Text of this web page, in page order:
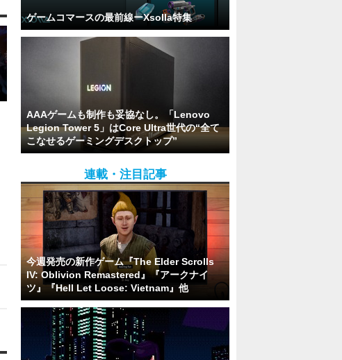
ゲームコマースの最前線ーXsolla特集
AAAゲームも制作も妥協なし。「Lenovo
Legion Tower 5」はCore Ultra世代の“全て
こなせるゲーミングデスクトップ”
連載・注目記事
今週発売の新作ゲーム『The Elder Scrolls
IV: Oblivion Remastered』『アークナイ
ツ』『Hell Let Loose: Vietnam』他